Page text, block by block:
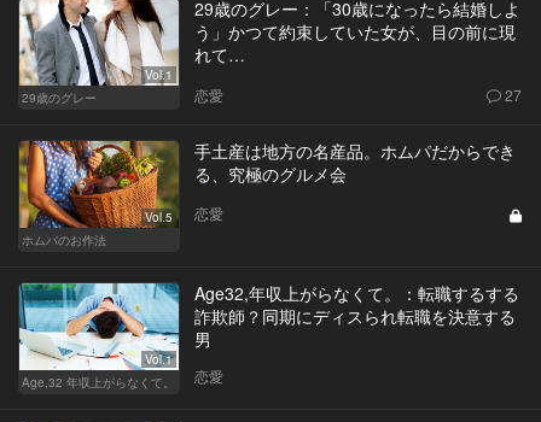
Vol.1
29歳のグレー
29歳のグレー：「30歳になったら結婚しよ
う」かつて約束していた女が、目の前に現
れて…
恋愛 27
Vol.5
ホムパのお作法
手土産は地方の名産品。ホムパだからでき
る、究極のグルメ会
恋愛
Vol.1
Age,32 年収上がらなくて。
Age32,年収上がらなくて。：転職するする
詐欺師？同期にディスられ転職を決意する
男
恋愛